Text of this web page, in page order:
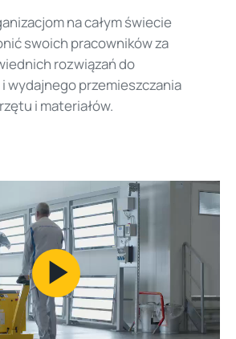
na całym świecie
swoich pracowników za
rozwiązań do
wydajnego przemieszczania
i materiałów.
Play